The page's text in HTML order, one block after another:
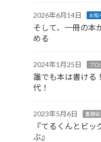
2026年6月14日 お知
そして、一冊の本
める
2024年1月25日 ブロ
誰でも本は書ける
代！
2023年5月6日 書籍紹
『てるくんとビ
ぶ』